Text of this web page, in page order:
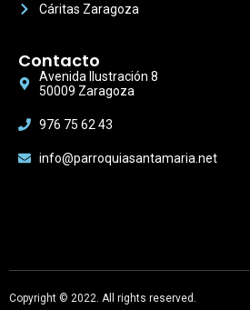
Cáritas Zaragoza
Contacto
Avenida Ilustración 8
50009 Zaragoza
976 75 62 43
info@parroquiasantamaria.net
Copyright © 2022. All rights reserved.